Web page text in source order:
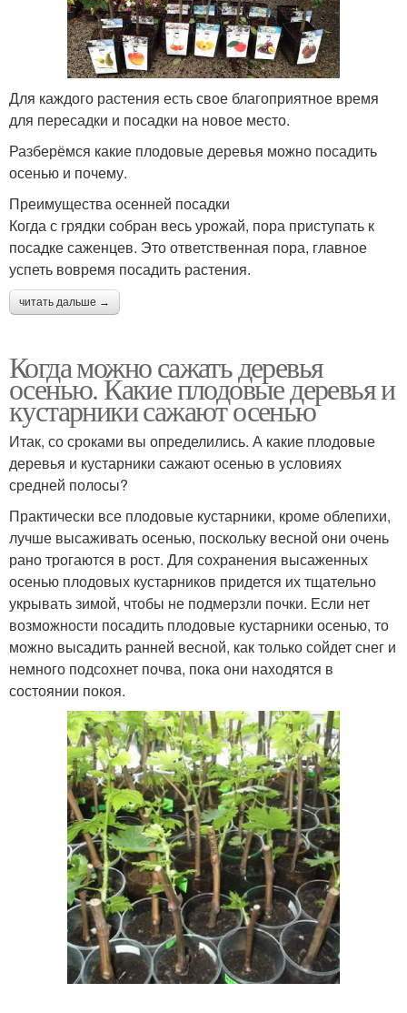
Для каждого растения есть свое благоприятное время
для пересадки и посадки на новое место.
Разберёмся какие плодовые деревья можно посадить
осенью и почему.
Преимущества осенней посадки
Когда с грядки собран весь урожай, пора приступать к
посадке саженцев. Это ответственная пора, главное
успеть вовремя посадить растения.
читать дальше →
Когда можно сажать деревья
осенью. Какие плодовые деревья и
кустарники сажают осенью
Итак, со сроками вы определились. А какие плодовые
деревья и кустарники сажают осенью в условиях
средней полосы?
Практически все плодовые кустарники, кроме облепихи,
лучше высаживать осенью, поскольку весной они очень
рано трогаются в рост. Для сохранения высаженных
осенью плодовых кустарников придется их тщательно
укрывать зимой, чтобы не подмерзли почки. Если нет
возможности посадить плодовые кустарники осенью, то
можно высадить ранней весной, как только сойдет снег и
немного подсохнет почва, пока они находятся в
состоянии покоя.